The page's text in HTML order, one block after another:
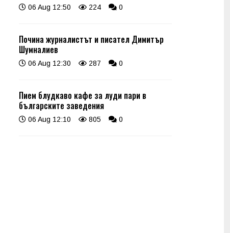
06 Aug 12:50 224 0
Почина журналистът и писател Димитър
Шумналиев
06 Aug 12:30 287 0
Пием блудкаво кафе за луди пари в
българските заведения
06 Aug 12:10 805 0